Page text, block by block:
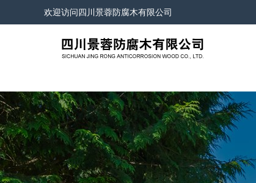
欢迎访问四川景蓉防腐木有限公司